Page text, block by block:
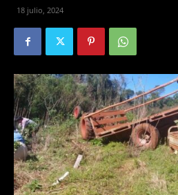
18 julio, 2024